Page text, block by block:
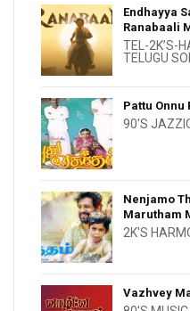
Endhayya
Ranabaali
TEL-2K’S-
TELUGU
Pattu Onnu
90'S
Nenjamo
Marutham
2K'S
Vazhvey